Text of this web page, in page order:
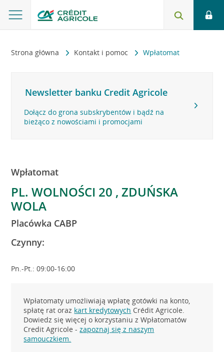
Strona główna Kontakt i pomoc Wpłatomat
Newsletter banku Credit Agricole
Dołącz do grona subskrybentów i bądź na
bieżąco z nowościami i promocjami
Wpłatomat
PL. WOLNOŚCI 20 , ZDUŃSKA
WOLA
Placówka CABP
Czynny:
Pn.-Pt.: 09:00-16:00
Wpłatomaty umożliwiają wpłatę gotówki na konto,
spłatę rat oraz kart kredytowych Crédit Agricole.
Dowiedz się więcej o korzystaniu z Wpłatomatów
Credit Agricole -zapoznaj się z naszym
samouczkiem.